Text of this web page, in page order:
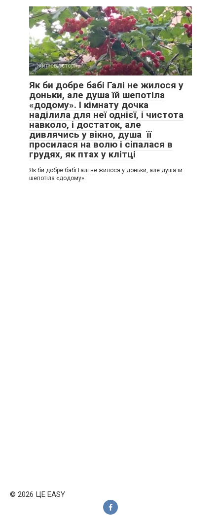
Життєві історії 0
Як би добре бабі Галі не жилося у
доньки, але душа їй шепотіла
«додому». І кімнату дочка
наділила для неї однієї, і чистота
навколо, і достаток, але
дивлячись у вікно, душа її
просилася на волю і сіпалася в
грудях, як птах у клітці
Як би добре бабі Галі не жилося у доньки, але душа їй
шепотіла «додому».
© 2026 ЦЕ EASY